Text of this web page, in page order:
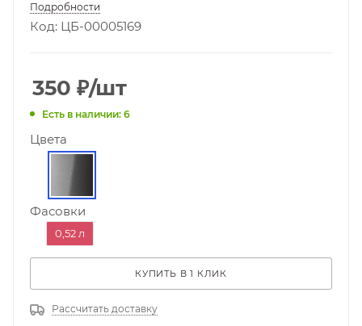
Подробности
Код: ЦБ-00005169
350 ₽/шт
Есть в наличии: 6
Цвета
Фасовки
0,52 л
КУПИТЬ В 1 КЛИК
Рассчитать доставку